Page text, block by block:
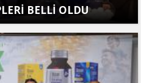
BELLİ OLDU